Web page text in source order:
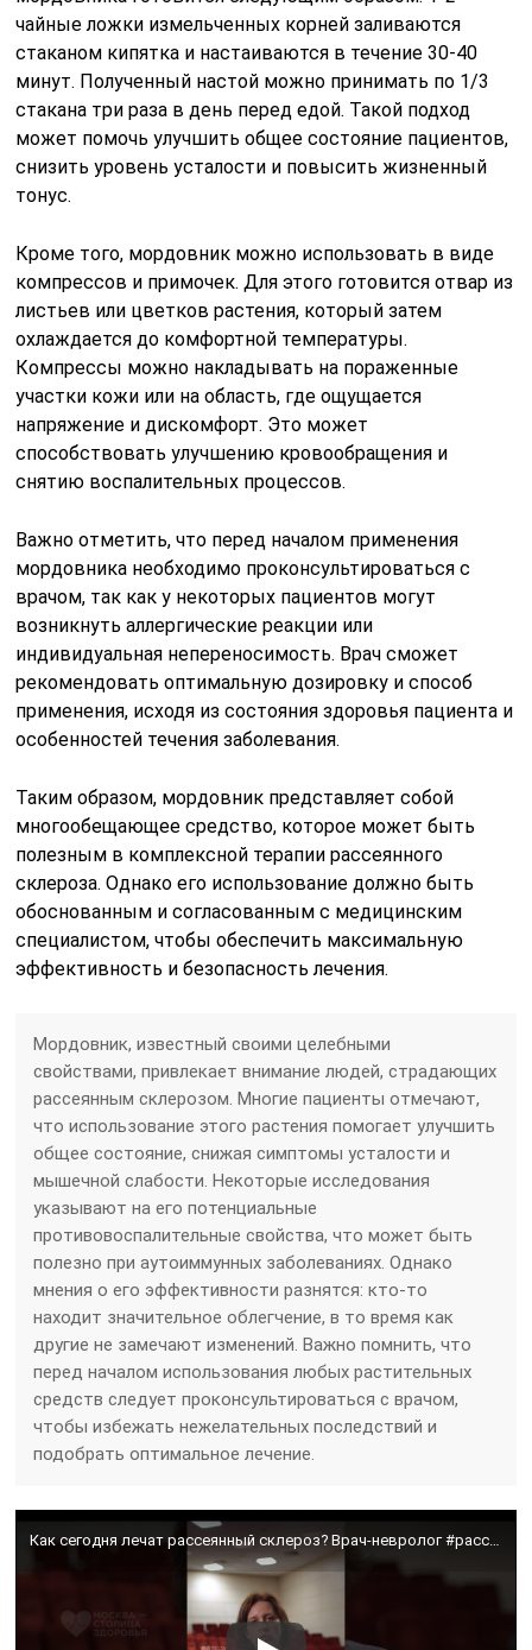
чайные ложки измельченных корней заливаются
стаканом кипятка и настаиваются в течение 30-40
минут. Полученный настой можно принимать по 1/3
стакана три раза в день перед едой. Такой подход
может помочь улучшить общее состояние пациентов,
снизить уровень усталости и повысить жизненный
тонус.
Кроме того, мордовник можно использовать в виде
компрессов и примочек. Для этого готовится отвар из
листьев или цветков растения, который затем
охлаждается до комфортной температуры.
Компрессы можно накладывать на пораженные
участки кожи или на область, где ощущается
напряжение и дискомфорт. Это может
способствовать улучшению кровообращения и
снятию воспалительных процессов.
Важно отметить, что перед началом применения
мордовника необходимо проконсультироваться с
врачом, так как у некоторых пациентов могут
возникнуть аллергические реакции или
индивидуальная непереносимость. Врач сможет
рекомендовать оптимальную дозировку и способ
применения, исходя из состояния здоровья пациента и
особенностей течения заболевания.
Таким образом, мордовник представляет собой
многообещающее средство, которое может быть
полезным в комплексной терапии рассеянного
склероза. Однако его использование должно быть
обоснованным и согласованным с медицинским
специалистом, чтобы обеспечить максимальную
эффективность и безопасность лечения.
Мордовник, известный своими целебными
свойствами, привлекает внимание людей, страдающих
рассеянным склерозом. Многие пациенты отмечают,
что использование этого растения помогает улучшить
общее состояние, снижая симптомы усталости и
мышечной слабости. Некоторые исследования
указывают на его потенциальные
противовоспалительные свойства, что может быть
полезно при аутоиммунных заболеваниях. Однако
мнения о его эффективности разнятся: кто-то
находит значительное облегчение, в то время как
другие не замечают изменений. Важно помнить, что
перед началом использования любых растительных
средств следует проконсультироваться с врачом,
чтобы избежать нежелательных последствий и
подобрать оптимальное лечение.